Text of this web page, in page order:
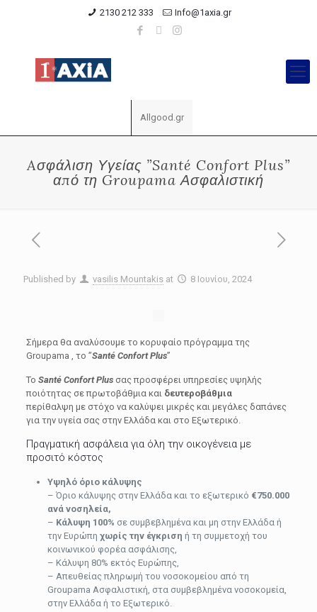
2130 212 333 Info@1axia.gr
Allgood.gr
Aσφάλιση Υγείας ”Santé Confort Plus”
από τη Groupama Ασφαλιστική
Published by vasilis Mountakis at 8 Ιουνίου, 2024
Σήμερα θα αναλύσουμε το κορυφαίο πρόγραμμα της
Groupama , το ”Santé Confort Plus”
Το Santé Confort Plusσας προσφέρει υπηρεσίες υψηλής
ποιότητας σε πρωτοβάθμια και δευτεροβάθμια
περίθαλψη με στόχο να καλύψει μικρές και μεγάλες δαπάνες
για την υγεία σας στην Ελλάδα και στο Εξωτερικό.
Πραγματική ασφάλεια για όλη την οικογένεια με
προσιτό κόστος
Υψηλό όριο κάλυψης
– Όριο κάλυψης στην Ελλάδα και το εξωτερικό €750.000
ανά νοσηλεία,
– Κάλυψη 100% σε συμβεβλημένα και μη στην Ελλάδα ή
την Ευρώπη χωρίς την έγκριση ή τη συμμετοχή του
κοινωνικού φορέα ασφάλισης,
– Κάλυψη 80% εκτός Ευρώπης,
– Απευθείας πληρωμή του νοσοκομείου από τη
Groupama Ασφαλιστική, στα συμβεβλημένα νοσοκομεία,
στην Ελλάδα ή το Εξωτερικό.